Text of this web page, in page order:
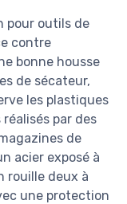
pour outils de
contre
bonne housse
de sécateur,
les plastiques
par des
de
acier exposé à
rouille deux à
une protection